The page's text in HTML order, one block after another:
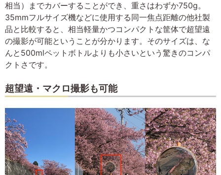
相当）までカバーすることができ、重さはわずか750g。
35mmフルサイズ機などに使用する同一焦点距離の他社製
品と比較すると、相当軽量かつコンパクトな筐体で超望遠
の撮影が可能ということが分かります。そのサイズは、な
んと500mlペットボトルよりも小さいという驚きのコンパ
クトさです。
超望遠・マクロ撮影も可能